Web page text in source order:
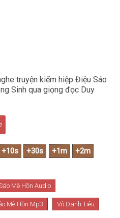
truyện kiếm hiệp Điệu Sáo
Sinh qua giọng đọc Duy
Mê Hồn Audio
Mê Hồn Mp3 Vô Danh Tiêu